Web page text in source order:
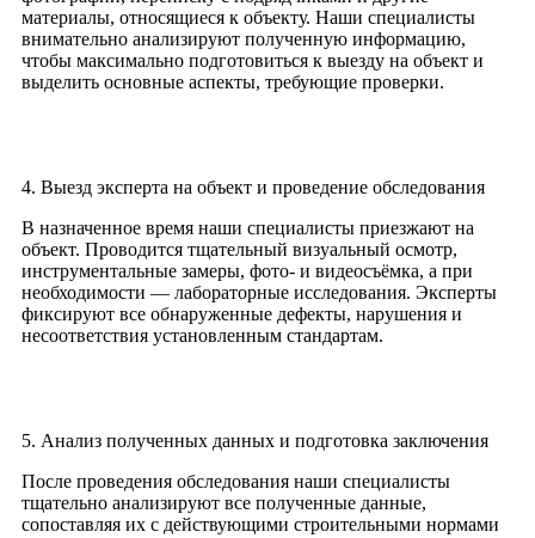
материалы, относящиеся к объекту. Наши специалисты
внимательно анализируют полученную информацию,
чтобы максимально подготовиться к выезду на объект и
выделить основные аспекты, требующие проверки.
4. Выезд эксперта на объект и проведение обследования
В назначенное время наши специалисты приезжают на
объект. Проводится тщательный визуальный осмотр,
инструментальные замеры, фото- и видеосъёмка, а при
необходимости — лабораторные исследования. Эксперты
фиксируют все обнаруженные дефекты, нарушения и
несоответствия установленным стандартам.
5. Анализ полученных данных и подготовка заключения
После проведения обследования наши специалисты
тщательно анализируют все полученные данные,
сопоставляя их с действующими строительными нормами